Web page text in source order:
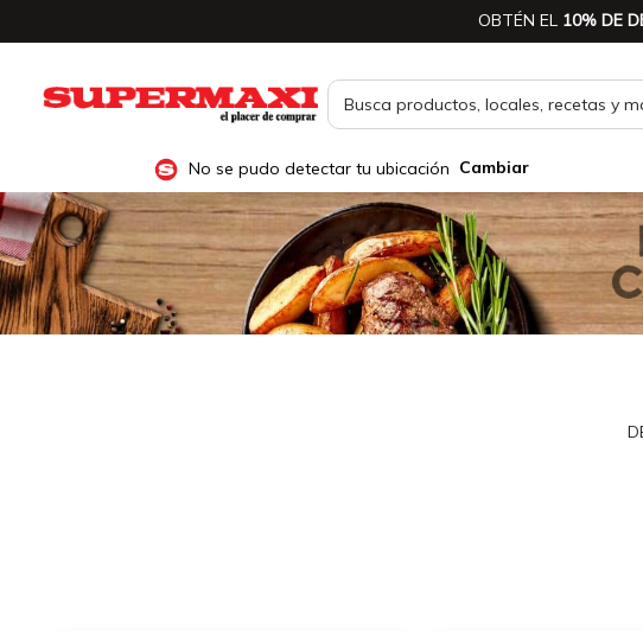
OBTÉN EL 10% DE
No se pudo detectar tu ubicación Cambiar